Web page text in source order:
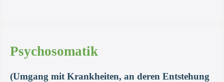
Psychosomatik
(Umgang mit Krankheiten, an deren Entstehung